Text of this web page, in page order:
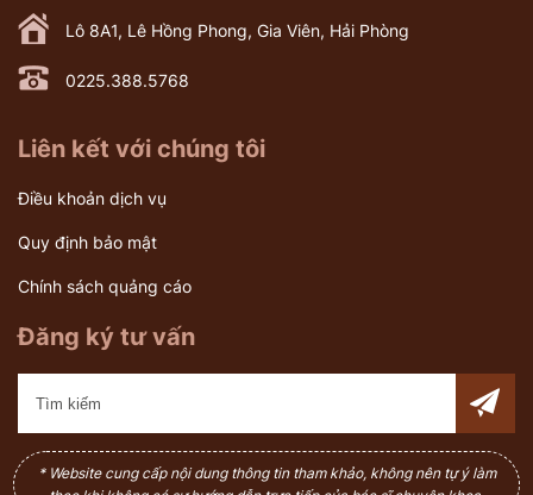
Lô 8A1, Lê Hồng Phong, Gia Viên, Hải Phòng
0225.388.5768
Liên kết với chúng tôi
Điều khoản dịch vụ
Quy định bảo mật
Chính sách quảng cáo
Đăng ký tư vấn
* Website cung cấp nội dung thông tin tham khảo, không nên tự ý làm